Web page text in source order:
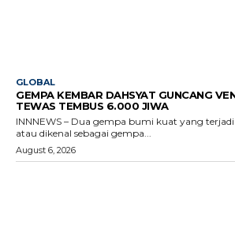
GLOBAL
GEMPA KEMBAR DAHSYAT GUNCANG
TEWAS TEMBUS 6.000 JIWA
INNNEWS – Dua gempa bumi kuat yang
atau dikenal sebagai gempa...
August 6, 2026